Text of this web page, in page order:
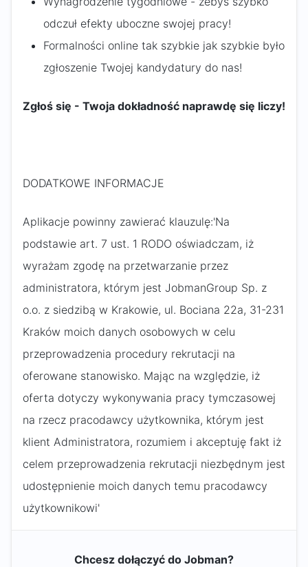
odczuł efekty uboczne swojej pracy!
Formalności online tak szybkie jak szybkie było
zgłoszenie Twojej kandydatury do nas!
Zgłoś się - Twoja dokładność naprawdę się liczy!
DODATKOWE INFORMACJE
Aplikacje powinny zawierać klauzulę:'Na
podstawie art. 7 ust. 1 RODO oświadczam, iż
wyrażam zgodę na przetwarzanie przez
administratora, którym jest JobmanGroup Sp. z
o.o. z siedzibą w Krakowie, ul. Bociana 22a, 31-231
Kraków moich danych osobowych w celu
przeprowadzenia procedury rekrutacji na
oferowane stanowisko. Mając na względzie, iż
oferta dotyczy wykonywania pracy tymczasowej
na rzecz pracodawcy użytkownika, którym jest
klient Administratora, rozumiem i akceptuję fakt iż
celem przeprowadzenia rekrutacji niezbędnym jest
udostępnienie moich danych temu pracodawcy
użytkownikowi'
Chcesz dołączyć do Jobman?